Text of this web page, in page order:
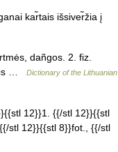
kar̃tais išsiver̃žia į
dañgos. 2. fiz.
…
Dictionary of the Lithuanian
12}}1. {{/stl 12}}{{stl
stl 12}}{{stl 8}}fot., {{/stl